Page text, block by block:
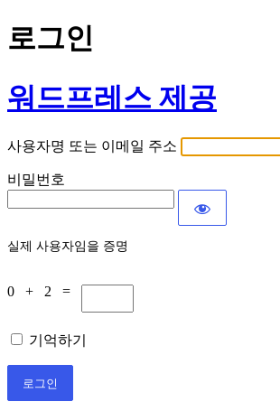
로그인
워드프레스 제공
사용자명 또는 이메일 주소
비밀번호
실제 사용자임을 증명
0 + 2 =
기억하기